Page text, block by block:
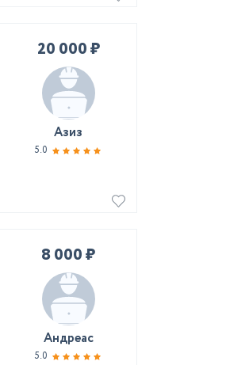
20 000 ₽
Азиз
5.0
8 000 ₽
Андреас
5.0